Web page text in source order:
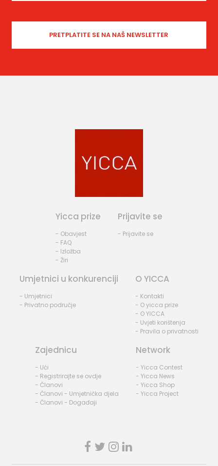
Yicca prize
- Obavjest
- FAQ
- Izložba
- Žiri
Prijavite se
- Prijavite se
Umjetnici u konkurenciji
- Umjetnici
- Privatno područje
O YICCA
- Kontakti
- O yicca prize
- O YICCA
- Uvjeti korištenja
- Pravila o privatnosti
Zajednicu
- Ući
- Registrirajte se ovdje
- Članovi
- Članovi - Umjetnička djela
- Članovi - Događaji
Network
- Yicca Contest
- Yicca News
- Yicca Shop
- Yicca Project